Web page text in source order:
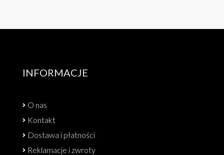
INFORMACJE
O nas
Kontakt
Dostawa i płatności
Reklamacje i zwroty